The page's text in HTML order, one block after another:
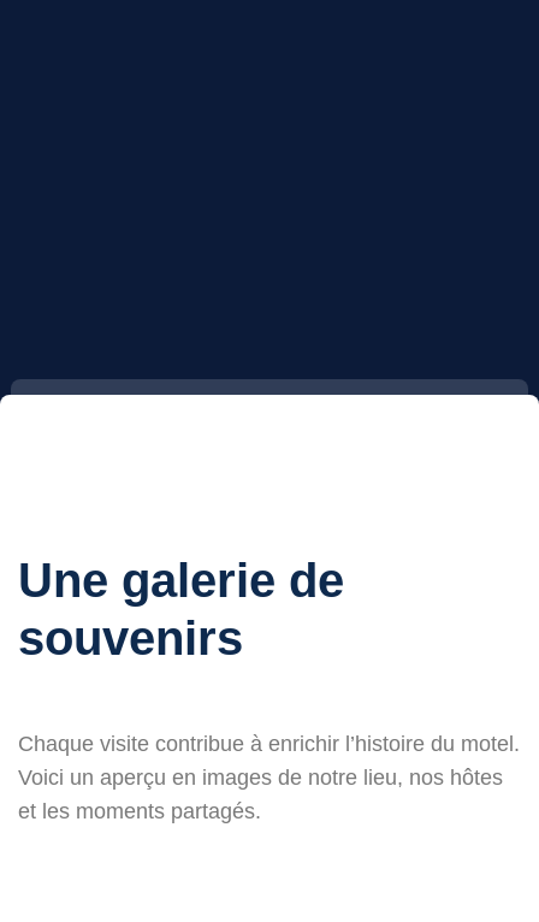
Une galerie de
souvenirs
Chaque visite contribue à enrichir l’histoire du motel.
Voici un aperçu en images de notre lieu, nos hôtes
et les moments partagés.